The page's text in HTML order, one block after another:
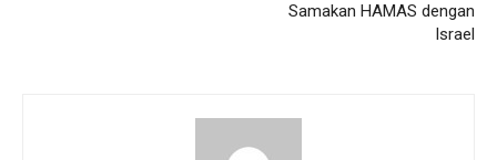
Samakan HAMAS dengan
Israel